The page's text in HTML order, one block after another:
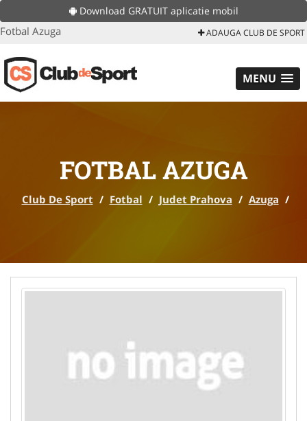
Download GRATUIT aplicatie mobil
Fotbal Azuga ADAUGA CLUB DE SPORT
MENU
FOTBAL AZUGA
Club De Sport / Fotbal / Judet Prahova / Azuga /